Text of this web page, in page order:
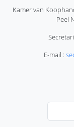
Kamer van
Peel
E-mail :
Zoeken